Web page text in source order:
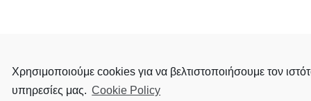
Χρησιμοποιούμε cookies για να βελτιστοποιήσουμε τον
υπηρεσίες μας. Cookie Policy